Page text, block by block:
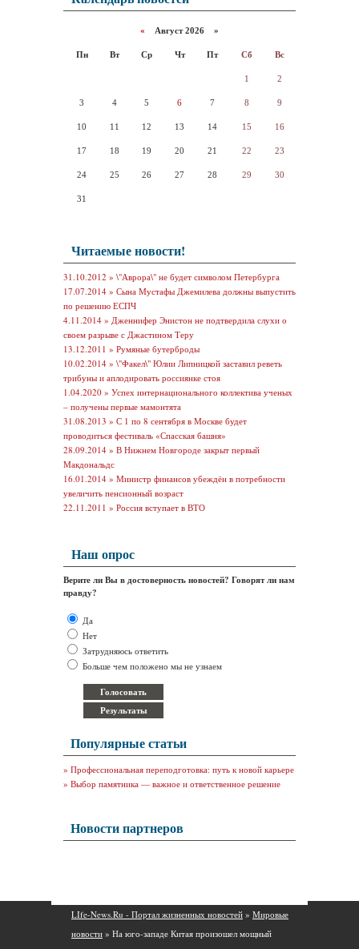
« Август 2026 »
Пн Вт Ср Чт Пт Сб Вс
1 2
3 4 5 6 7 8 9
10 11 12 13 14 15 16
17 18 19 20 21 22 23
24 25 26 27 28 29 30
31
Читаемые новости!
31.10.2012 » \"Аврора\" не будет символом Петербурга
17.07.2014 » Сына Мустафы Джемилева должны выпустить
по решению ЕСПЧ
4.11.2014 » Дженнифер Энистон не подтвердила слухи о
своем разрыве с Джастином Теру
13.12.2011 » Румяные бутерброды
10.02.2014 » \"Факел\" Юлии Липницкой заставил реветь
трибуны и аплодировать россиянке стоя
1.04.2020 » Успех интернационального коллектива ученых
– получены первые мамонтята
31.08.2013 » С 1 по 8 сентября в Москве будет
проводиться фестиваль «Спасская башня»
28.09.2014 » В Нижнем Новгороде закрыт первый
Макдональдс
16.01.2014 » Министр финансов убеждён в потребности
увеличить пенсионный возраст
22.11.2011 » Россия вступает в ВТО
Наш опрос
Верите ли Вы в достоверность новостей? Говорят ли нам
правду?
Да
Нет
Затрудняюсь ответить
Больше чем положено мы не узнаем
Популярные статьи
» Профессиональная переподготовка: путь к новой карьере
» Выбор памятника — важное и ответственное решение
Новости партнеров
LIfe-News.Ru - Портал жизненных новостей » Мировые
новости » На юго-западе Китая произошел мощный